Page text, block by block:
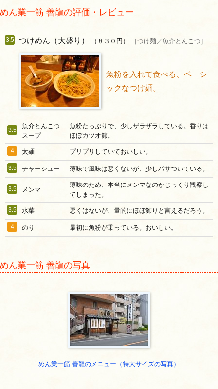
めん業一筋 善龍の評価・レビュー
3.5 つけめん（大盛り） （８３０円） ［つけ麺／魚介とんこつ］
魚粉を入れて食べる、ベーシ
ックなつけ麺。
3.5
魚介とんこつ
スープ
魚粉たっぷりで、少しザラザラしている。香りは
ほぼカツオ節。
4 太麺 プリプリしていておいしい。
3.5 チャーシュー 薄味で風味は悪くないが、少しパサついている。
3.5 メンマ
薄味のため、本当にメンマなのかじっくり観察し
てしまった。
3.5 水菜 悪くはないが、量的にほぼ飾りと言えるだろう。
4 のり 最初に魚粉が乗っている。おいしい。
めん業一筋 善龍の写真
めん業一筋 善龍のメニュー（特大サイズの写真）